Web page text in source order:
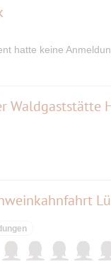
hatte keine
Waldgaststätte